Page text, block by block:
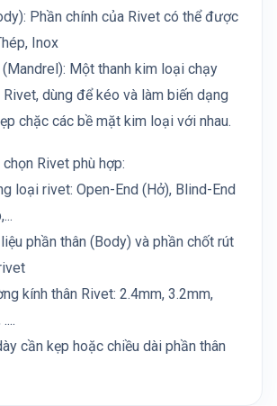
Phần chính của Rivet có thể được
Inox
Một thanh kim loại chạy
Rivet, dùng để kéo và làm biến dạng
chặc các bề mặt kim loại với nhau.
Rivet phù hợp:
loại rivet: Open-End (Hở), Blind-End
phần thân (Body) và phần chốt rút
kính thân Rivet: 2.4mm, 3.2mm,
cần kẹp hoặc chiều dài phần thân